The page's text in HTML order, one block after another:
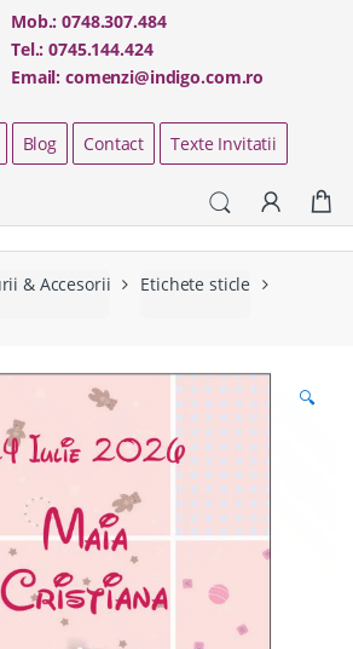
Mob.:0748.307.484
Tel.:0745.144.424
Email:comenzi@indigo.com.ro
Blog Contact Texte Invitatii
& Accesorii Etichete sticle
🔍